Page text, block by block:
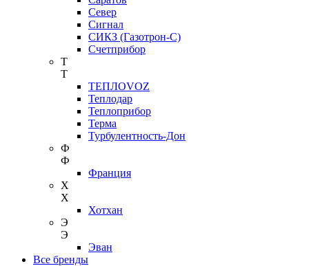
Север
Сигнал
СИКЗ (Газотрон-С)
Счетприбор
Т
Т
ТЕПЛОVOZ
Теплодар
Теплоприбор
Терма
Турбулентность-Дон
Ф
Ф
Франция
Х
Х
Хотхан
Э
Э
Эван
Все бренды